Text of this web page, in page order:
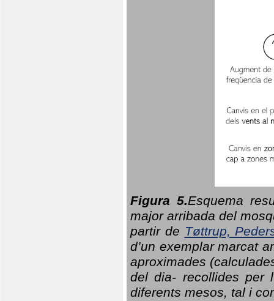
Figura 5.Esquema
major arribada del
partir de Tøttrup,
d’un exemplar marcat
aproximades
del dia- recollides per
diferents mesos, tal i